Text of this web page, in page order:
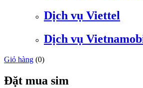
Dịch vụ Viettel
Dịch vụ
Giỏ hàng (0)
Đặt mua sim